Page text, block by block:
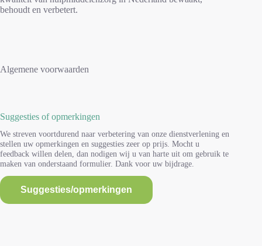
behoudt en verbetert.
Algemene voorwaarden
Suggesties of opmerkingen
We streven voortdurend naar verbetering van onze dienstverlening en
stellen uw opmerkingen en suggesties zeer op prijs. Mocht u
feedback willen delen, dan nodigen wij u van harte uit om gebruik te
maken van onderstaand formulier. Dank voor uw bijdrage.
Suggesties/opmerkingen